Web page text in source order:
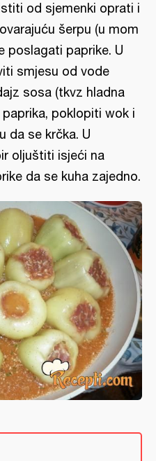
od sjemenki oprati i
šerpu (u mom
poslagati paprike. U
smjesu od vode
sosa (tkvz hladna
poklopiti wok i
da se krčka. U
oljuštiti isjeći na
da se kuha zajedno.